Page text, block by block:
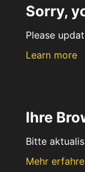
Sorry,
Please
Learn more
Ihre
Bitte
Mehr